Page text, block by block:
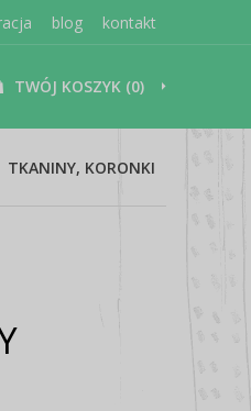
blog kontakt
TWÓJ KOSZYK (0)
TKANINY, KORONKI